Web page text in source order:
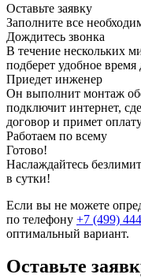
Оставьте заявку
Заполните все
Дождитесь звонка
В течение нескольких
подберет удобное
Приедет инженер
Он выполнит монтаж
подключит интернет,
договор и примет
Работаем по всему
Готово!
Наслаждайтесь
в сутки!
Если вы не можете
по телефону +7 (499)
оптимальный вариант.
Оставьте